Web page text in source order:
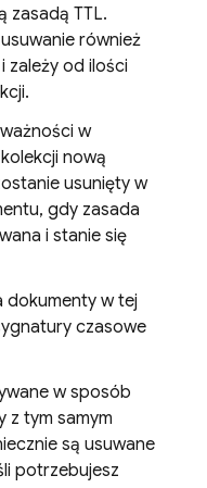
zasadą TTL.
również
zależy od ilości
w
nową
usunięty w
gdy zasada
i stanie się
dokumenty w tej
czasowe
w sposób
z tym samym
są usuwane
potrzebujesz